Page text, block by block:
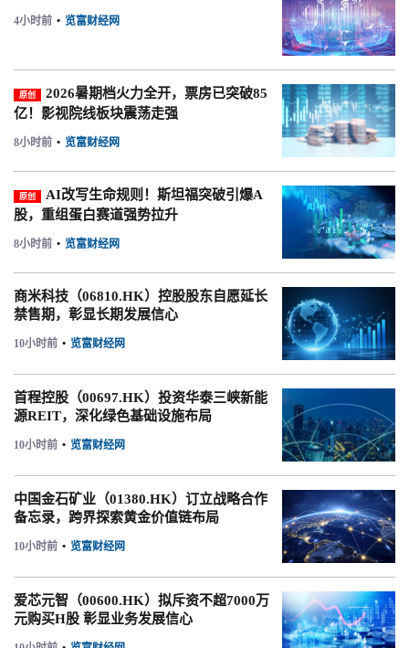
4小时前 • 览富财经网
原创
2026暑期档火力全开，票房已突破85
亿！影视院线板块震荡走强
8小时前 • 览富财经网
原创
AI改写生命规则！斯坦福突破引爆A
股，重组蛋白赛道强势拉升
8小时前 • 览富财经网
商米科技（06810.HK）控股股东自愿延长
禁售期，彰显长期发展信心
10小时前 • 览富财经网
首程控股（00697.HK）投资华泰三峡新能
源REIT，深化绿色基础设施布局
10小时前 • 览富财经网
中国金石矿业（01380.HK）订立战略合作
备忘录，跨界探索黄金价值链布局
10小时前 • 览富财经网
爱芯元智（00600.HK）拟斥资不超7000万
元购买H股 彰显业务发展信心